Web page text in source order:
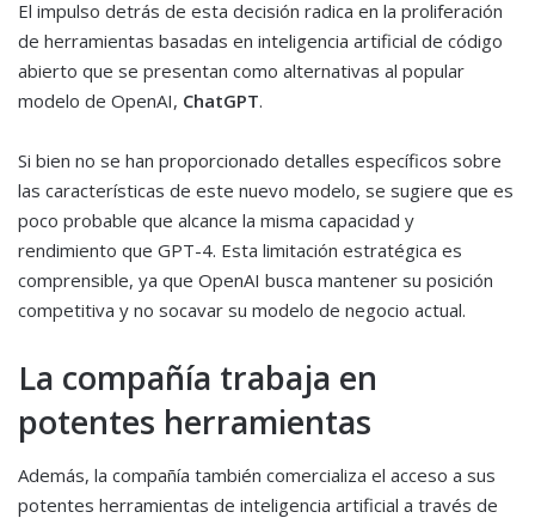
El impulso detrás de esta decisión radica en la proliferación
de herramientas basadas en inteligencia artificial de código
abierto que se presentan como alternativas al popular
modelo de OpenAI, ChatGPT.
Si bien no se han proporcionado detalles específicos sobre
las características de este nuevo modelo, se sugiere que es
poco probable que alcance la misma capacidad y
rendimiento que GPT-4. Esta limitación estratégica es
comprensible, ya que OpenAI busca mantener su posición
competitiva y no socavar su modelo de negocio actual.
La compañía trabaja en
potentes herramientas
Además, la compañía también comercializa el acceso a sus
potentes herramientas de inteligencia artificial a través de